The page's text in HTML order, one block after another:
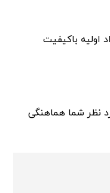
اولیه باکیفیت
نظر شما هماهنگی